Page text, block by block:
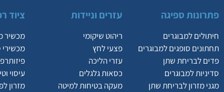
פתרונות ספיגה
חיתולים למבוגרים
תחתונים סופגים למבוגרים
פדים לבריחת שתן
סדיניות למבוגרים
מגני מזרון לבריחת שתן
עזרים וניידות
ריהוט שיקומי
פצעי לחץ
עזרי הליכה
כסאות גלגלים
מעקה בטיחות למיטה
ציוד
מכשיר
עיסוי
מזרון